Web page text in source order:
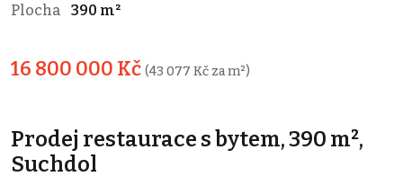
Plocha
390 m²
16 800 000 Kč (43 077 Kč za m²)
Prodej restaurace s bytem, 390 m²,
Suchdol